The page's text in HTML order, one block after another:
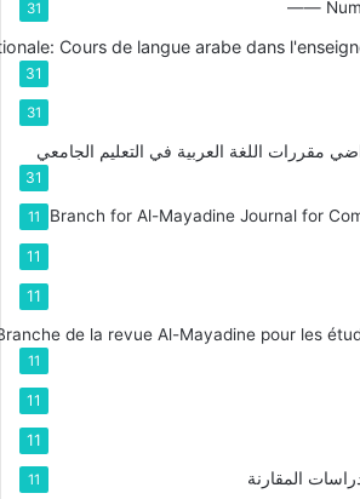
31
Cours de langue arabe dans
31
31
مقررات اللغة العربية في التعليم الجامعي
31
11
11
11
11
11
11
المقارنة 11